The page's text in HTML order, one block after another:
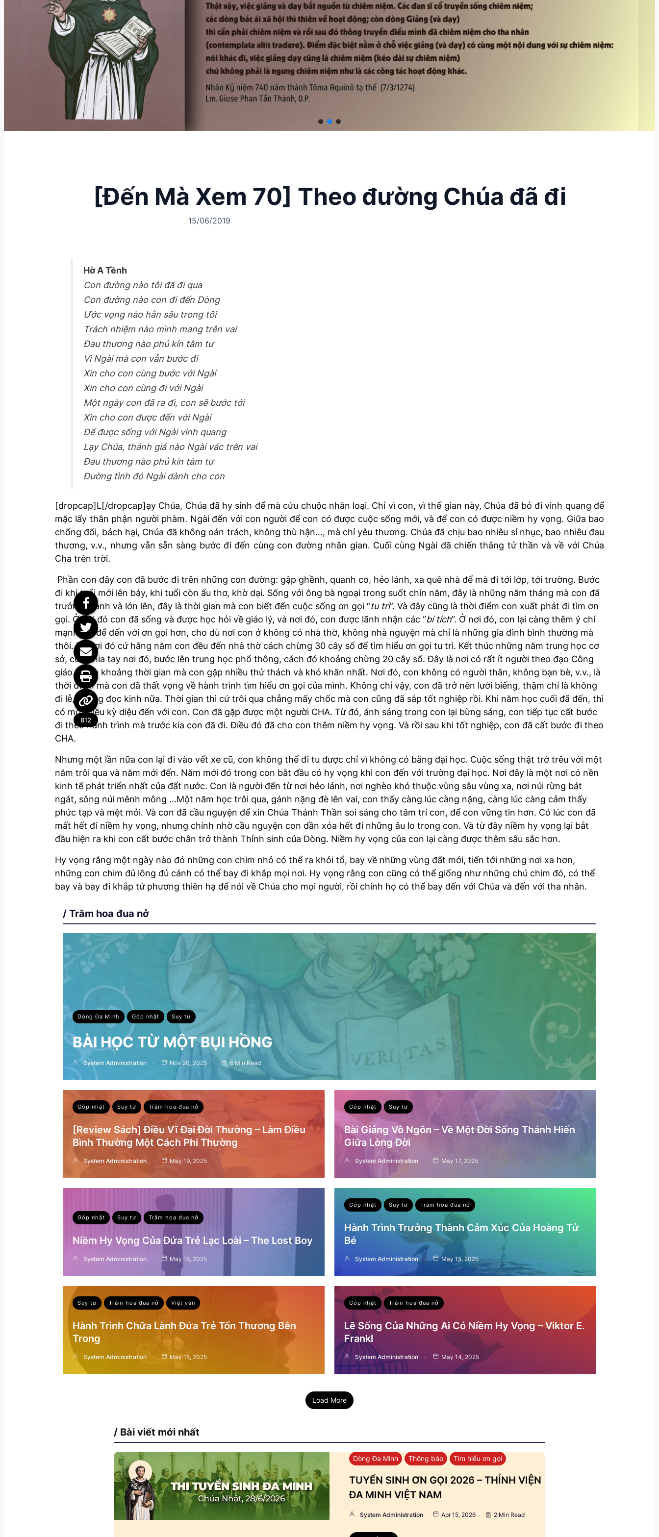
[Đến Mà Xem 70] Theo đường Chúa đã đi
15/06/2019
Hờ A Tềnh
Con đường nào tôi đã đi qua
Con đường nào con đi đến Dòng
Ước vọng nào hằn sâu trong tôi
Trách nhiệm nào mình mang trên vai
Đau thương nào phủ kín tâm tư
Vì Ngài mà con vẫn bước đi
Xin cho con cùng bước với Ngài
Xin cho con cùng đi với Ngài
Một ngày con đã ra đi, con sẽ bước tới
Xin cho con được đến với Ngài
Để được sống với Ngài vinh quang
Lạy Chúa, thánh giá nào Ngài vác trên vai
Đau thương nào phủ kín tâm tư
Đường tình đó Ngài dành cho con
[dropcap]L[/dropcap]ạy Chúa, Chúa đã hy sinh để mà cứu chuộc nhân loại. Chỉ vì con, vì thế gian này, Chúa đã bỏ đi vinh quang để
mặc lấy thân phận người phàm. Ngài đến với con người để con có được cuộc sống mới, và để con có được niềm hy vọng. Giữa bao
chống đối, bách hại, Chúa đã không oán trách, không thù hận…, mà chỉ yêu thương. Chúa đã chịu bao nhiêu sỉ nhục, bao nhiêu đau
thương, v.v., nhưng vẫn sẵn sàng bước đi đến cùng con đường nhân gian. Cuối cùng Ngài đã chiến thắng tử thần và về với Chúa
Cha trên trời.
Phần con đây con đã bước đi trên những con đường: gập ghềnh, quanh co, hẻo lánh, xa quê nhà để mà đi tới lớp, tới trường. Bước
đi khi tuổi mới lên bảy, khi tuổi còn ấu thơ, khờ dại. Sống với ông bà ngoại trong suốt chín năm, đây là những năm tháng mà con đã
trưởng thành và lớn lên, đây là thời gian mà con biết đến cuộc sống ơn gọi “tu trì”. Và đây cũng là thời điểm con xuất phát đi tìm ơn
gọi. Ở nơi đó con đã sống và được học hỏi về giáo lý, và nơi đó, con được lãnh nhận các “bí tích”. Ở nơi đó, con lại càng thêm ý chí
mạnh mẽ để đến với ơn gọi hơn, cho dù nơi con ở không có nhà thờ, không nhà nguyện mà chỉ là những gia đình bình thường mà
thôi. Từ nơi đó cứ hằng năm con đều đến nhà thờ cách chừng 30 cây số để tìm hiểu ơn gọi tu trì. Kết thúc những năm trung học cơ
sở, con chia tay nơi đó, bước lên trung học phổ thông, cách đó khoảng chừng 20 cây số. Đây là nơi có rất ít người theo đạo Công
giáo. Đó là khoảng thời gian mà con gặp nhiều thử thách và khó khăn nhất. Nơi đó, con không có người thân, không bạn bè, v.v., là
thời điểm mà con đã thất vọng về hành trình tìm hiểu ơn gọi của mình. Không chỉ vậy, con đã trở nên lười biếng, thậm chí là không
đi lễ, không đọc kinh nữa. Thời gian thì cứ trôi qua chẳng mấy chốc mà con cũng đã sắp tốt nghiệp rồi. Khi năm học cuối đã đến, thì
có một điều kỳ diệu đến với con. Con đã gặp được một người CHA. Từ đó, ánh sáng trong con lại bừng sáng, con tiếp tục cất bước
đi theo hành trình mà trước kia con đã đi. Điều đó đã cho con thêm niềm hy vọng. Và rồi sau khi tốt nghiệp, con đã cất bước đi theo
CHA.
Nhưng một lần nữa con lại đi vào vết xe cũ, con không thể đi tu được chỉ vì không có bằng đại học. Cuộc sống thật trớ trêu với một
năm trôi qua và năm mới đến. Năm mới đó trong con bắt đầu có hy vọng khi con đến với trường đại học. Nơi đây là một nơi có nền
kinh tế phát triển nhất của đất nước. Con là người đến từ nơi hẻo lánh, nơi nghèo khó thuộc vùng sâu vùng xa, nơi núi rừng bát
ngát, sông núi mênh mông …Một năm học trôi qua, gánh nặng đè lên vai, con thấy càng lúc càng nặng, càng lúc càng cảm thấy
phức tạp và mệt mỏi. Và con đã cầu nguyện để xin Chúa Thánh Thần soi sáng cho tâm trí con, để con vững tin hơn. Có lúc con đã
mất hết đi niềm hy vọng, nhưng chính nhờ cầu nguyện con dần xóa hết đi những âu lo trong con. Và từ đây niềm hy vọng lại bắt
đầu hiện ra khi con cất bước chân trở thành Thỉnh sinh của Dòng. Niềm hy vọng của con lại càng được thêm sâu sắc hơn.
Hy vọng rằng một ngày nào đó những con chim nhỏ có thể ra khỏi tổ, bay về những vùng đất mới, tiến tới những nơi xa hơn,
những con chim đủ lông đủ cánh có thể bay đi khắp mọi nơi. Hy vọng rằng con cũng có thể giống như những chú chim đó, có thể
bay và bay đi khắp tứ phương thiên hạ để nói về Chúa cho mọi người, rồi chính họ có thể bay đến với Chúa và đến với tha nhân.
/ Trăm hoa đua nở
Dòng Đa Minh Góp nhặt Suy tư
BÀI HỌC TỪ MỘT BỤI HỒNG
System Administration Nov 20, 2025 6 Min Read
Góp nhặt Suy tư Trăm hoa đua nở
[Review Sách] Điều Vĩ Đại Đời Thường – Làm Điều
Bình Thường Một Cách Phi Thường
System Administration May 19, 2025
Góp nhặt Suy tư
Bài Giảng Vô Ngôn – Về Một Đời Sống Thánh Hiến
Giữa Lòng Đời
System Administration May 17, 2025
Góp nhặt Suy tư Trăm hoa đua nở
Niềm Hy Vọng Của Đứa Trẻ Lạc Loài – The Lost Boy
System Administration May 16, 2025
Góp nhặt Suy tư Trăm hoa đua nở
Hành Trình Trưởng Thành Cảm Xúc Của Hoàng Tử
Bé
System Administration May 15, 2025
Suy tư Trăm hoa đua nở Việt văn
Hành Trình Chữa Lành Đứa Trẻ Tổn Thương Bên
Trong
System Administration May 15, 2025
Góp nhặt Trăm hoa đua nở
Lẽ Sống Của Những Ai Có Niềm Hy Vọng – Viktor E.
Frankl
System Administration May 14, 2025
Load More
/ Bài viết mới nhất
Dòng Đa Minh Thông báo Tìm hiểu ơn gọi
TUYỂN SINH ƠN GỌI 2026 – THỈNH VIỆN
ĐA MINH VIỆT NAM
System Administration Apr 15, 2026 2 Min Read
812